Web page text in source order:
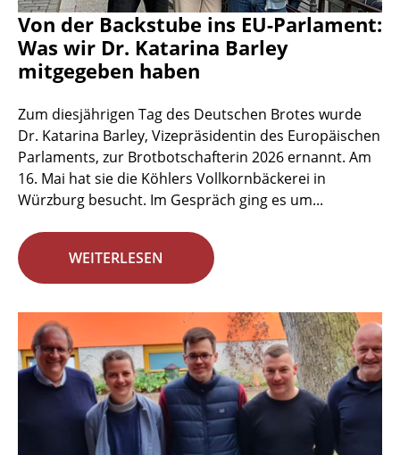
Von der Backstube ins EU-Parlament:
Was wir Dr. Katarina Barley
mitgegeben haben
Zum diesjährigen Tag des Deutschen Brotes wurde
Dr. Katarina Barley, Vizepräsidentin des Europäischen
Parlaments, zur Brotbotschafterin 2026 ernannt. Am
16. Mai hat sie die Köhlers Vollkornbäckerei in
Würzburg besucht. Im Gespräch ging es um...
WEITERLESEN